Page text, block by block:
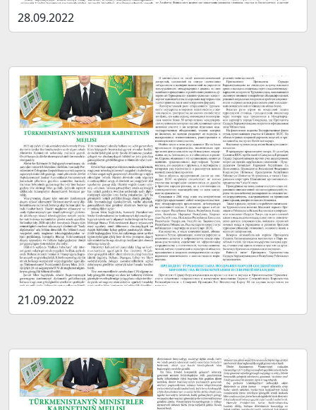
28.09.2022
21.09.2022